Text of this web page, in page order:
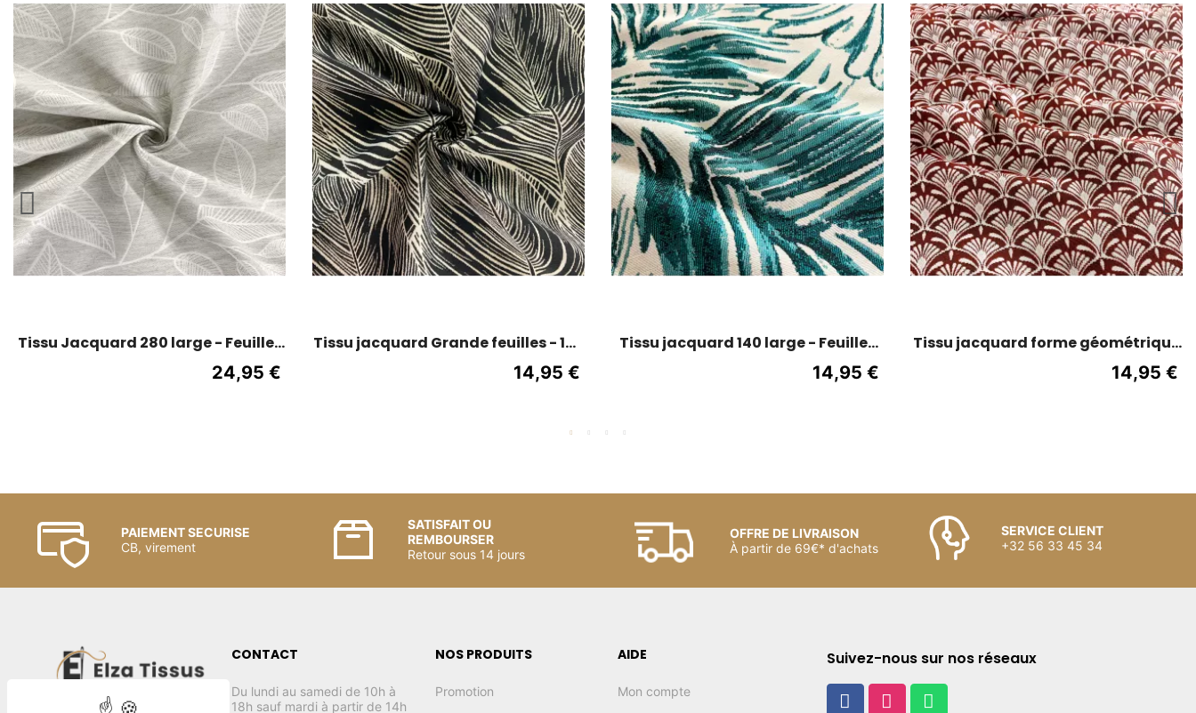
Tissu Jacquard 280 large - Feuilles
24,95 €
Tissu jacquard Grande feuilles - 140
cm de large - Noir / Blanc
14,95 €
Tissu jacquard 140 large - Feuilles
de jungle - Fond blanc cassé
14,95 €
Tissu jacquard forme géométrique
- 140 cm de large - Bordeaux
14,95 €
PAIEMENT SECURISE
CB, virement
SATISFAIT OU
REMBOURSER
Retour sous 14 jours
OFFRE DE LIVRAISON
À partir de 69€* d'achats
SERVICE CLIENT
+32 56 33 45 34
CONTACT
Du lundi au samedi de 10h à
18h sauf mardi à partir de 14h
NOS PRODUITS
Promotion
AIDE
Mon compte
Suivez-nous sur nos réseaux